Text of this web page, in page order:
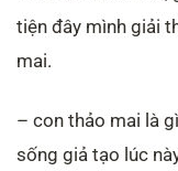
tiện đây mình giải
mai.
– con thảo mai là
sống giả tạo lúc